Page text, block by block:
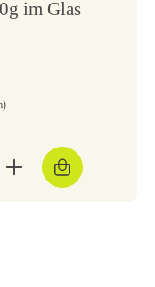
im Glas